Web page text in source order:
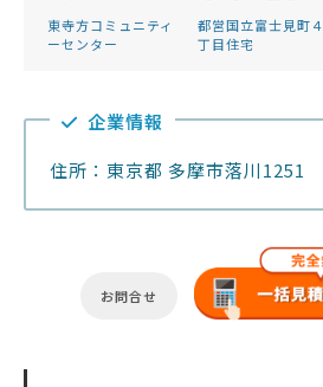
東寺方コミュニティ
ーセンター
都営国立富士見町４
丁目住宅
企業情報
住所：東京都 多摩市落川1251
お問合せ